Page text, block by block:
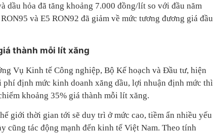
dầu hỏa đã tăng khoảng 7.000 đồng/lít so với đầu năm
và E5 RON92 đã giảm về mức tương đương giá đầu
thành mỗi lít xăng
Vụ Kinh tế Công nghiệp, Bộ Kế hoạch và Đầu tư, hiện
phí định mức kinh doanh xăng dầu, lợi nhuận định mức thì
khoảng 35% giá thành mỗi lít xăng.
giới thời gian tới sẽ duy trì ở mức cao, tiềm ẩn nhiều yếu
cũng tác động mạnh đến kinh tế Việt Nam. Theo tính